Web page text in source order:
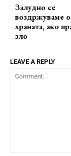
Залудно се
воздржуваме
храната, ако
зло
LEAVE A REPLY